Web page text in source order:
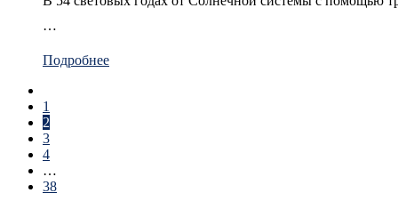
…
Подробнее
1
2
3
4
…
38